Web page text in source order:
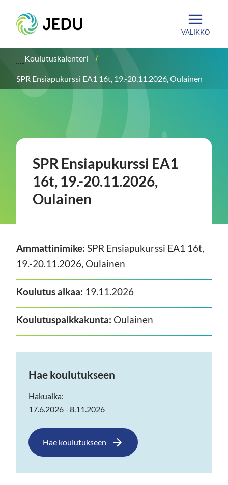
sisältöön
Etusivu
VALIKKO
Koulutuskalenteri
SPR Ensiapukurssi EA1 16t, 19.-20.11.2026, Oulainen
SPR Ensiapukurssi EA1
16t, 19.-20.11.2026,
Oulainen
Ammattinimike: SPR Ensiapukurssi EA1 16t,
19.-20.11.2026, Oulainen
Koulutus alkaa: 19.11.2026
Koulutuspaikkakunta: Oulainen
Hae koulutukseen
Hakuaika:
17.6.2026 - 8.11.2026
Hae koulutukseen